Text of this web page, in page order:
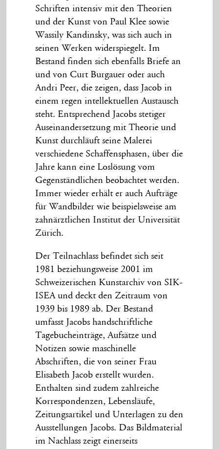
Schriften intensiv mit den Theorien
und der Kunst von Paul Klee sowie
Wassily Kandinsky, was sich auch in
seinen Werken widerspiegelt. Im
Bestand finden sich ebenfalls Briefe an
und von Curt Burgauer oder auch
Andri Peer, die zeigen, dass Jacob in
einem regen intellektuellen Austausch
steht. Entsprechend Jacobs stetiger
Auseinandersetzung mit Theorie und
Kunst durchläuft seine Malerei
verschiedene Schaffensphasen, über die
Jahre kann eine Loslösung vom
Gegenständlichen beobachtet werden.
Immer wieder erhält er auch Aufträge
für Wandbilder wie beispielsweise am
zahnärztlichen Institut der Universität
Zürich.
Der Teilnachlass befindet sich seit
1981 beziehungsweise 2001 im
Schweizerischen Kunstarchiv von SIK-
ISEA und deckt den Zeitraum von
1939 bis 1989 ab. Der Bestand
umfasst Jacobs handschriftliche
Tagebucheinträge, Aufsätze und
Notizen sowie maschinelle
Abschriften, die von seiner Frau
Elisabeth Jacob erstellt wurden.
Enthalten sind zudem zahlreiche
Korrespondenzen, Lebensläufe,
Zeitungsartikel und Unterlagen zu den
Ausstellungen Jacobs. Das Bildmaterial
im Nachlass zeigt einerseits